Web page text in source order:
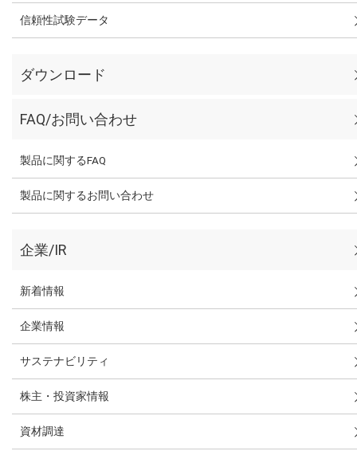
信頼性試験データ
ダウンロード
FAQ/お問い合わせ
製品に関するFAQ
製品に関するお問い合わせ
企業/IR
新着情報
企業情報
サステナビリティ
株主・投資家情報
資材調達